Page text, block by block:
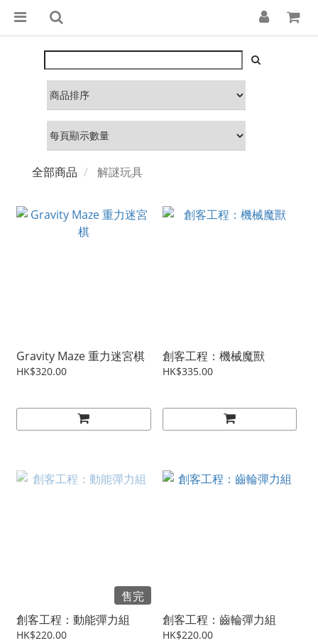
全部商品 解謎玩具
Gravity Maze 重力迷宮棋
HK$320.00
創客工程：機械魔獸
HK$335.00
售完
創客工程：動能彈力組
HK$220.00
創客工程：齒輪彈力組
HK$220.00